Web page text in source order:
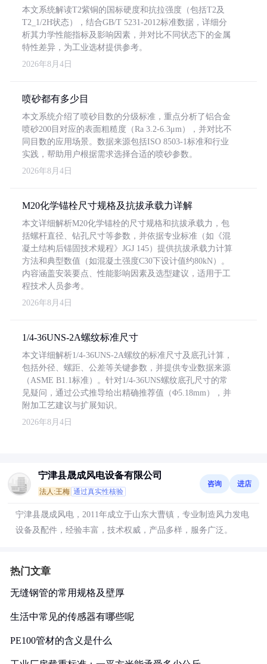
本文系统解读T2紫铜的国标硬度和抗拉强度（包括T2及
T2_1/2H状态），结合GB/T 5231-2012标准数据，详细分
析其力学性能指标及影响因素，并对比不同状态下的金属
特性差异，为工业选材提供参考。
2026年8月4日
喷砂都有多少目
本文系统介绍了喷砂目数的分级标准，重点分析了铝合金
喷砂200目对应的表面粗糙度（Ra 3.2-6.3μm），并对比不
同目数的应用场景。数据来源包括ISO 8503-1标准和行业
实践，帮助用户根据需求选择合适的喷砂参数。
2026年8月4日
M20化学锚栓尺寸规格及抗拔承载力详解
本文详细解析M20化学锚栓的尺寸规格和抗拔承载力，包
括螺杆直径、钻孔尺寸等参数，并依据专业标准（如《混
凝土结构后锚固技术规程》JGJ 145）提供抗拔承载力计算
方法和典型数值（如混凝土强度C30下设计值约80kN）。
内容涵盖安装要点、性能影响因素及选型建议，适用于工
程技术人员参考。
2026年8月4日
1/4-36UNS-2A螺纹标准尺寸
本文详细解析1/4-36UNS-2A螺纹的标准尺寸及底孔计算，
包括外径、螺距、公差等关键参数，并提供专业数据来源
（ASME B1.1标准）。针对1/4-36UNS螺纹底孔尺寸的常
见疑问，通过公式推导给出精确推荐值（Φ5.18mm），并
附加工艺建议与扩展知识。
2026年8月4日
宁津县晟成风电设备有限公司
法人:王梅 通过真实性核验
咨询 进店
宁津县晟成风电，2011年成立于山东大曹镇，专业制造风力发电
设备及配件，经验丰富，技术权威，产品多样，服务广泛。
热门文章
无缝钢管的常用规格及壁厚
生活中常见的传感器有哪些呢
PE100管材的含义是什么